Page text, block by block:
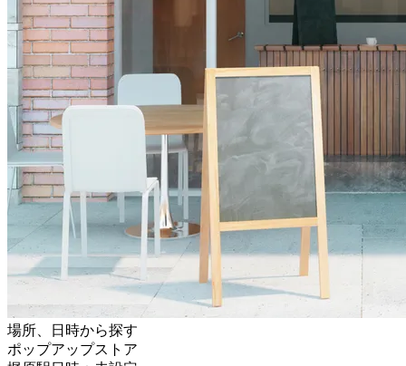
場所、日時から探す
ポップアップストア